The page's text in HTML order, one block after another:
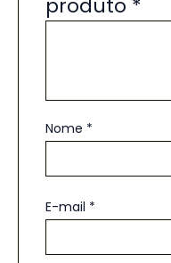
produto *
Nome *
E-mail *